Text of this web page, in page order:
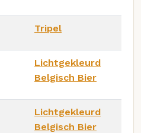
Tripel
Lichtgekleurd
Belgisch Bier
Lichtgekleurd
Belgisch Bier